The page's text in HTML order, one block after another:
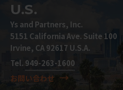
U.S.
Ys and Partners, Inc.
5151 California Ave. Suite 100
Irvine, CA 92617 U.S.A.
Tel. 949-263-1600
お問い合わせ